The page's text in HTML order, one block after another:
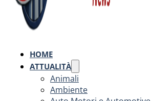
HOME
ATTUALITÀ
Animali
Ambiente